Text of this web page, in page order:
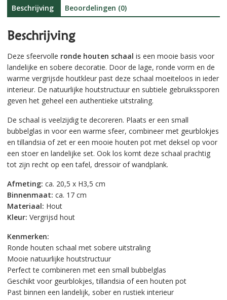
:
Beschrijving Beoordelingen (0)
Beschrijving
Deze sfeervolle ronde houten schaal is een mooie basis voor
landelijke en sobere decoratie. Door de lage, ronde vorm en de
warme vergrijsde houtkleur past deze schaal moeiteloos in ieder
interieur. De natuurlijke houtstructuur en subtiele gebruikssporen
geven het geheel een authentieke uitstraling.
De schaal is veelzijdig te decoreren. Plaats er een small
bubbelglas in voor een warme sfeer, combineer met geurblokjes
en tillandsia of zet er een mooie houten pot met deksel op voor
een stoer en landelijke set. Ook los komt deze schaal prachtig
tot zijn recht op een tafel, dressoir of wandplank.
Afmeting: ca. 20,5 x H3,5 cm
Binnenmaat: ca. 17 cm
Materiaal: Hout
Kleur: Vergrijsd hout
Kenmerken:
Ronde houten schaal met sobere uitstraling
Mooie natuurlijke houtstructuur
Perfect te combineren met een small bubbelglas
Geschikt voor geurblokjes, tillandsia of een houten pot
Past binnen een landelijk, sober en rustiek interieur